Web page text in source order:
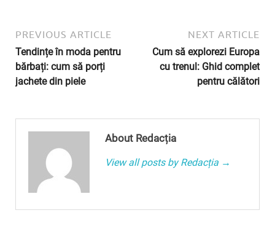
PREVIOUS ARTICLE
Tendințe în moda pentru
bărbați: cum să porți
jachete din piele
NEXT ARTICLE
Cum să explorezi Europa
cu trenul: Ghid complet
pentru călători
About Redacția
View all posts by Redacția →